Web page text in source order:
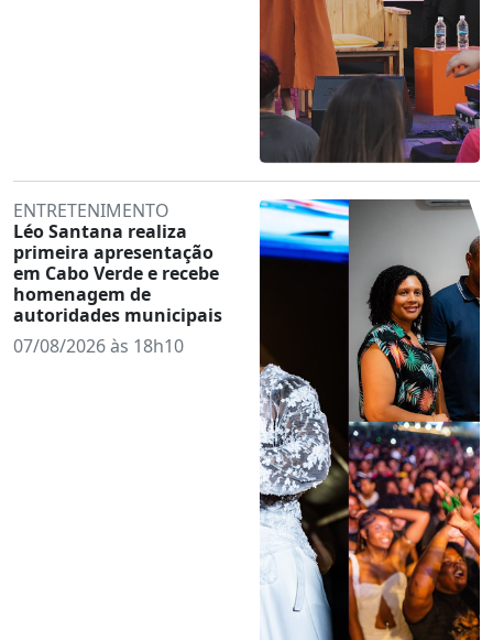
ENTRETENIMENTO
Léo Santana realiza
primeira apresentação
em Cabo Verde e recebe
homenagem de
autoridades municipais
07/08/2026 às 18h10